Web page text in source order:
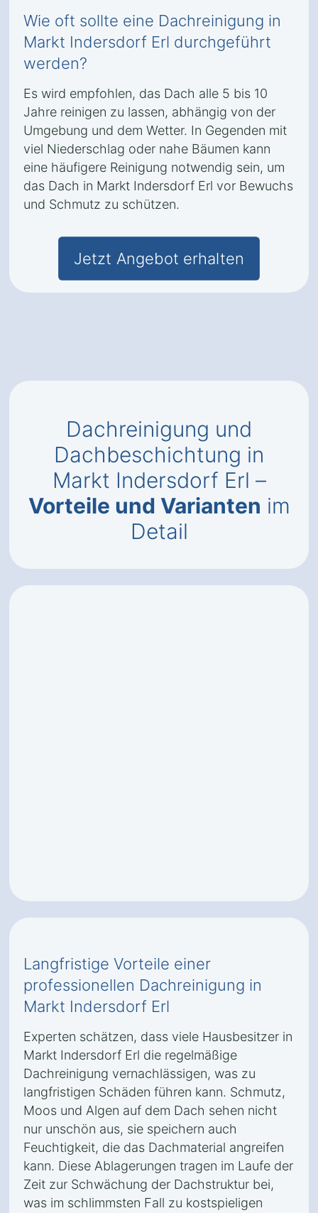
Wie oft sollte eine Dachreinigung in
Markt Indersdorf Erl durchgeführt
werden?
Es wird empfohlen, das Dach alle 5 bis 10
Jahre reinigen zu lassen, abhängig von der
Umgebung und dem Wetter. In Gegenden mit
viel Niederschlag oder nahe Bäumen kann
eine häufigere Reinigung notwendig sein, um
das Dach in Markt Indersdorf Erl vor Bewuchs
und Schmutz zu schützen.
Jetzt Angebot erhalten
Dachreinigung und
Dachbeschichtung in
Markt Indersdorf Erl –
Vorteile und Varianten im
Detail
Langfristige Vorteile einer
professionellen Dachreinigung in
Markt Indersdorf Erl
Experten schätzen, dass viele Hausbesitzer in
Markt Indersdorf Erl die regelmäßige
Dachreinigung vernachlässigen, was zu
langfristigen Schäden führen kann. Schmutz,
Moos und Algen auf dem Dach sehen nicht
nur unschön aus, sie speichern auch
Feuchtigkeit, die das Dachmaterial angreifen
kann. Diese Ablagerungen tragen im Laufe der
Zeit zur Schwächung der Dachstruktur bei,
was im schlimmsten Fall zu kostspieligen